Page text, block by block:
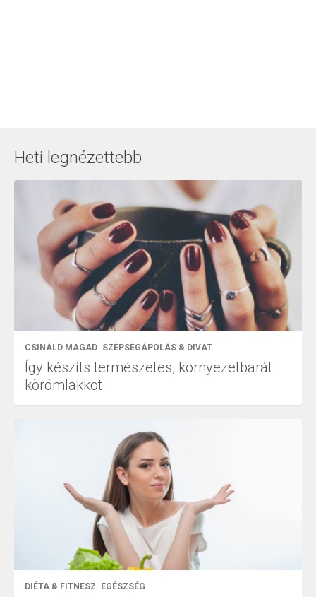
Heti legnézettebb
CSINÁLD MAGAD SZÉPSÉGÁPOLÁS & DIVAT
Így készíts természetes, környezetbarát
körömlakkot
DIÉTA & FITNESZ EGÉSZSÉG